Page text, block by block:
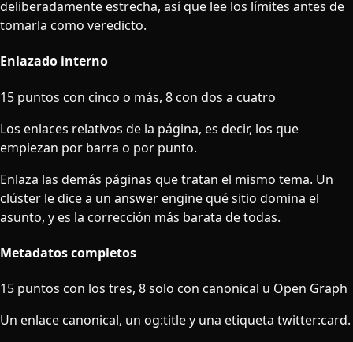
deliberadamente estrecha, así que lee los límites antes de
tomarla como veredicto.
Enlazado interno
15 puntos con cinco o más, 8 con dos a cuatro
Los enlaces relativos de la página, es decir, los que
empiezan por barra o por punto.
Enlaza las demás páginas que tratan el mismo tema. Un
clúster le dice a un answer engine qué sitio domina el
asunto, y es la corrección más barata de todas.
Metadatos completos
15 puntos con los tres, 8 solo con canonical u Open Graph
Un enlace canonical, un og:title y una etiqueta twitter:card.